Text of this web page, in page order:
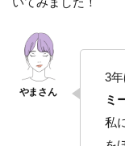
3
ミ
私